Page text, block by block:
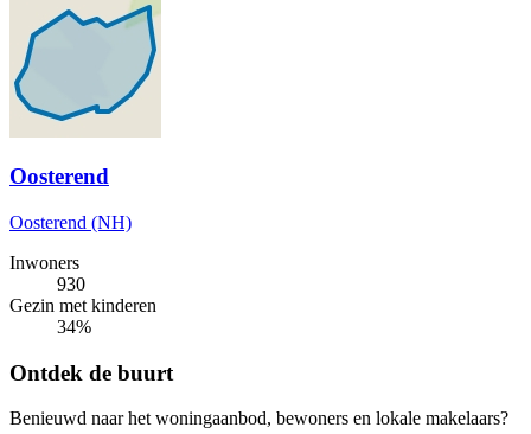
Oosterend
Oosterend (NH)
Inwoners
930
Gezin met kinderen
34%
Ontdek de buurt
Benieuwd naar het woningaanbod, bewoners en lokale makelaars?